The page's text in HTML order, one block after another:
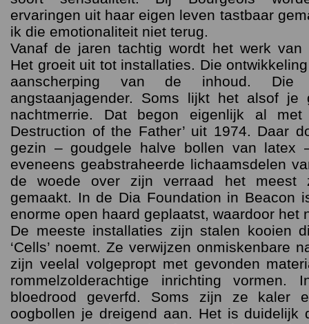
ervaringen uit haar eigen leven tastbaar
ik die emotionaliteit niet terug.
Vanaf de jaren tachtig wordt het werk van
Het groeit uit tot installaties. Die
aanscherping van de inhoud. Die
angstaanjagender. Soms lijkt het alsof je
nachtmerrie. Dat begon eigenlijk al met
Destruction of the Father’ uit 1974. Daar
gezin – goudgele halve bollen van latex
eveneens geabstraheerde lichaamsdelen
de woede over zijn verraad het meest
gemaakt. In de Dia Foundation in Beacon
enorme open haard geplaatst, waardoor het
De meeste installaties zijn stalen kooien
‘Cells’ noemt. Ze verwijzen onmiskenbare
zijn veelal volgepropt met gevonden
rommelzolderachtige inrichting vormen.
bloedrood geverfd. Soms zijn ze kaler
oogbollen je dreigend aan. Het is duidelijk